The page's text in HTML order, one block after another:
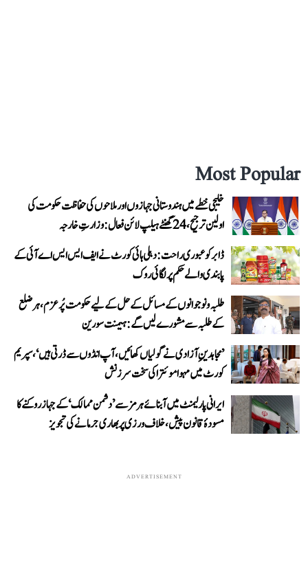
Most Popular
خلیجی خطے میں ہندوستانی جہازوں اور ملاحوں کی حفاظت حکومت کی
اولین ترجیح، 24 گھنٹے ہیلپ لائن فعال: وزارتِ خارجہ
ڈابر کو عبوری راحت: دہلی ہائی کورٹ نے ایف ایس ایس اے آئی کے
پابندی والے حکم پر لگائی روک
طلبہ و نوجوانوں کے مسائل کے حل کے لیے حکومت پُرعزم، ہر ضلع
کے طلبہ سے مشورے لیں گے: ہیمنت سورین
’مجاہدینِ آزادی نے گولیاں کھائیں، آپ انڈوں سے ڈرتی ہیں‘، سپریم
کورٹ میں مہوا موئترا کی سخت سرزنش
ایرانی پارلیمنٹ میں آبنائے ہرمز سے ’دشمن ممالک‘ کے جہاز روکنے کا
مسودۂ قانون پیش، خلاف ورزی پر بھاری جرمانے کی تجویز
ADVERTISEMENT